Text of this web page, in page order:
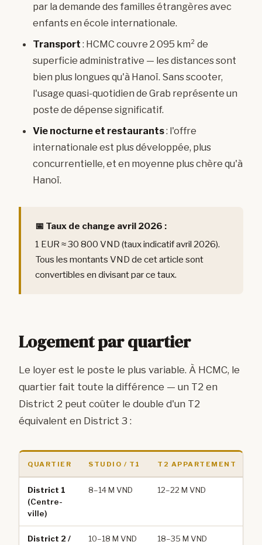
par la demande des familles étrangères avec
enfants en école internationale.
Transport : HCMC couvre 2 095 km² de
superficie administrative — les distances sont
bien plus longues qu'à Hanoï. Sans scooter,
l'usage quasi-quotidien de Grab représente un
poste de dépense significatif.
Vie nocturne et restaurants: l'offre
internationale est plus développée, plus
concurrentielle, et en moyenne plus chère qu'à
Hanoï.
📅 Taux de change avril 2026 :
1 EUR ≈ 30 800 VND (taux indicatif avril 2026).
Tous les montants VND de cet article sont
convertibles en divisant par ce taux.
Logement par quartier
Le loyer est le poste le plus variable. À HCMC, le
quartier fait toute la différence — un T2 en
District 2 peut coûter le double d'un T2
équivalent en District 3 :
QUARTIER STUDIO / T1 T2 APPARTEMENT
District 1
(Centre-
ville)
8–14 M VND 12–22 M VND
District 2 /
10–18 M VND 18–35 M VND